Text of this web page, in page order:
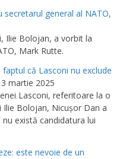
general al NATO,
Ilie Bolojan, a vorbit la
Mark Rutte.
că Lasconi nu exclude
3 martie 2025
Lasconi, referitoare la o
Bolojan, Nicuşor Dan a
există candidatura lui
este nevoie de un